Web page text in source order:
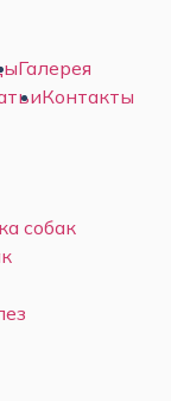
Галерея
Контакты
собак